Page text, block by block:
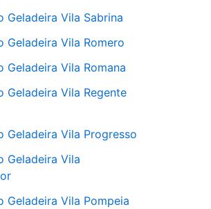
Geladeira Vila Sabrina
Geladeira Vila Romero
Geladeira Vila Romana
Geladeira Vila Regente
Geladeira Vila Progresso
Geladeira Vila
Geladeira Vila Pompeia